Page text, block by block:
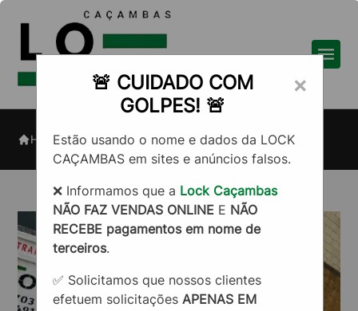
×
🚨 CUIDADO COM
GOLPES! 🚨
Estão usando o nome e dados da LOCK
CAÇAMBAS em sites e anúncios falsos.
❌ Informamos que a Lock Caçambas
NÃO FAZ VENDAS ONLINE E NÃO
RECEBE pagamentos em nome de
terceiros.
✅ Solicitamos que nossos clientes
efetuem solicitações APENAS EM
Home Informações
Zona Leste